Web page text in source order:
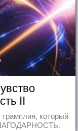
II
трамплин, который